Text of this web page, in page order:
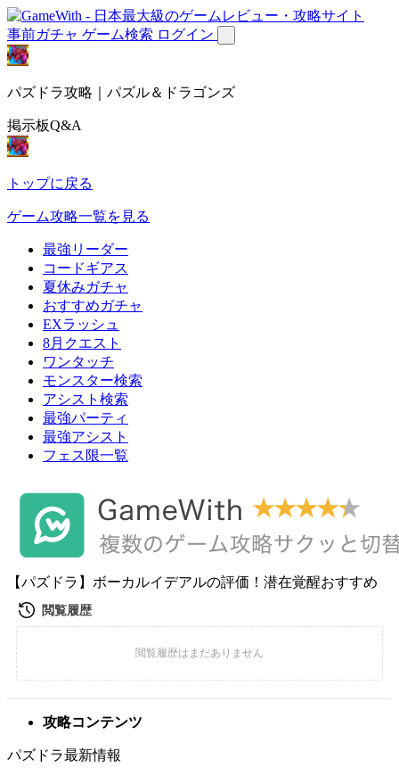
事前ガチャ ゲーム検索 ログイン
パズドラ攻略｜パズル＆ドラゴンズ
掲示板Q&A
トップに戻る
ゲーム攻略一覧を見る
最強リーダー
コードギアス
夏休みガチャ
おすすめガチャ
EXラッシュ
8月クエスト
ワンタッチ
モンスター検索
アシスト検索
最強パーティ
最強アシスト
フェス限一覧
【パズドラ】ボーカルイデアルの評価！潜在覚醒おすすめ
攻略コンテンツ
パズドラ最新情報